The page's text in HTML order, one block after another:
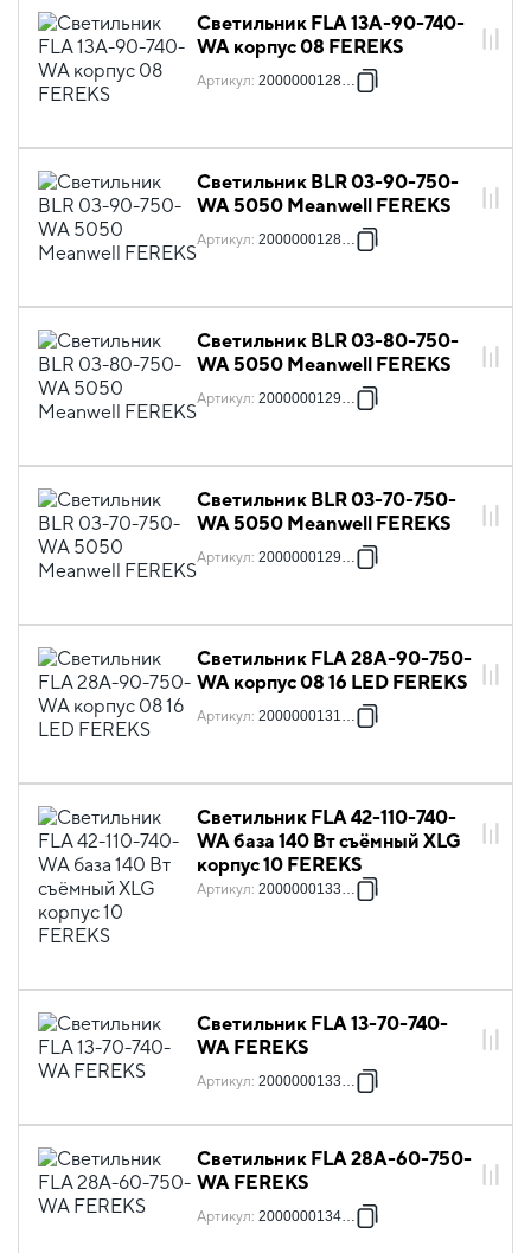
Светильник FLA 13A-90-740-
WA корпус 08 FEREKS
Артикул: 2000000128511
Светильник BLR 03-90-750-
WA 5050 Meanwell FEREKS
Артикул: 2000000128702
Светильник BLR 03-80-750-
WA 5050 Meanwell FEREKS
Артикул: 2000000129112
Светильник BLR 03-70-750-
WA 5050 Meanwell FEREKS
Артикул: 2000000129464
Светильник FLA 28A-90-750-
WA корпус 08 16 LED FEREKS
Артикул: 2000000131931
Светильник FLA 42-110-740-
WA база 140 Вт съёмный XLG
корпус 10 FEREKS
Артикул: 2000000133287
Светильник FLA 13-70-740-
WA FEREKS
Артикул: 2000000133751
Светильник FLA 28A-60-750-
WA FEREKS
Артикул: 2000000134024